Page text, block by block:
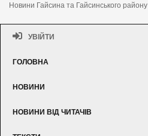
Новини Гайсина та Гайсинського району
УВІЙТИ
ГОЛОВНА
НОВИНИ
НОВИНИ ВІД ЧИТАЧІВ